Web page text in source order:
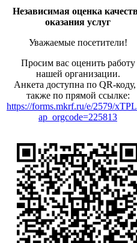
Независимая оценка
оказания услуг
Уважаемые посетители!
Просим вас оценить работу
нашей организации.
Анкета доступна по QR-коду,
также по прямой ссылке:
https://forms.mkrf.ru/e/2579/
ap_orgcode=225813